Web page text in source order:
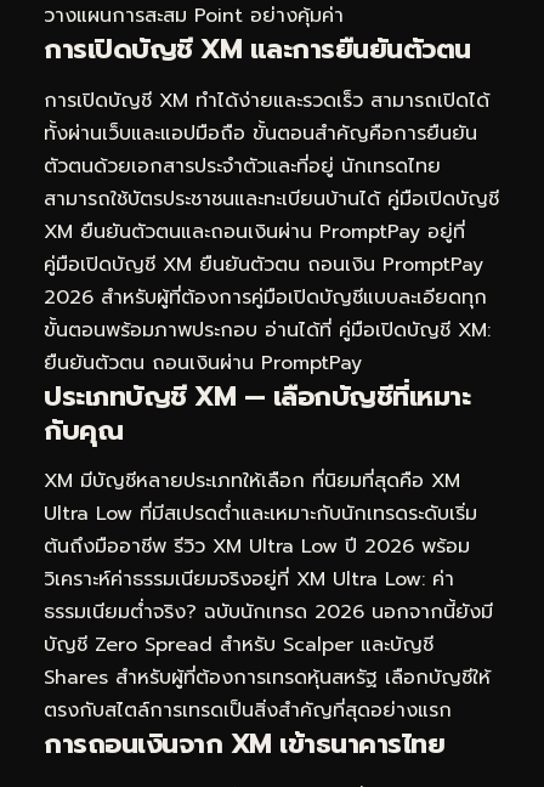
วางแผนการสะสม Point อย่างคุ้มค่า
การเปิดบัญชี XM และการยืนยันตัวตน
การเปิดบัญชี XM ทำได้ง่ายและรวดเร็ว สามารถเปิดได้
ทั้งผ่านเว็บและแอปมือถือ ขั้นตอนสำคัญคือการยืนยัน
ตัวตนด้วยเอกสารประจำตัวและที่อยู่ นักเทรดไทย
สามารถใช้บัตรประชาชนและทะเบียนบ้านได้ คู่มือเปิดบัญชี
XM ยืนยันตัวตนและถอนเงินผ่าน PromptPay อยู่ที่
คู่มือเปิดบัญชี XM ยืนยันตัวตน ถอนเงิน PromptPay
2026 สำหรับผู้ที่ต้องการคู่มือเปิดบัญชีแบบละเอียดทุก
ขั้นตอนพร้อมภาพประกอบ อ่านได้ที่ คู่มือเปิดบัญชี XM:
ยืนยันตัวตน ถอนเงินผ่าน PromptPay
ประเภทบัญชี XM — เลือกบัญชีที่เหมาะ
กับคุณ
XM มีบัญชีหลายประเภทให้เลือก ที่นิยมที่สุดคือ XM
Ultra Low ที่มีสเปรดต่ำและเหมาะกับนักเทรดระดับเริ่ม
ต้นถึงมืออาชีพ รีวิว XM Ultra Low ปี 2026 พร้อม
วิเคราะห์ค่าธรรมเนียมจริงอยู่ที่ XM Ultra Low: ค่า
ธรรมเนียมต่ำจริง? ฉบับนักเทรด 2026 นอกจากนี้ยังมี
บัญชี Zero Spread สำหรับ Scalper และบัญชี
Shares สำหรับผู้ที่ต้องการเทรดหุ้นสหรัฐ เลือกบัญชีให้
ตรงกับสไตล์การเทรดเป็นสิ่งสำคัญที่สุดอย่างแรก
การถอนเงินจาก XM เข้าธนาคารไทย